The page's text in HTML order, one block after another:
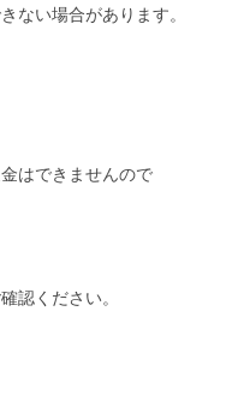
ない場合があります。
はできませんので
認ください。